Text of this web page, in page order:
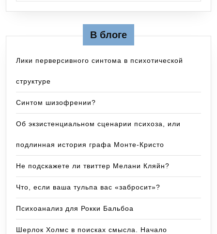
В блоге
Лики перверсивного синтома в психотической
структуре
Синтом шизофрении?
Об экзистенциальном сценарии психоза, или
подлинная история графа Монте-Кристо
Не подскажете ли твиттер Мелани Кляйн?
Что, если ваша тульпа вас «забросит»?
Психоанализ для Рокки Бальбоа
Шерлок Холмс в поисках смысла. Начало